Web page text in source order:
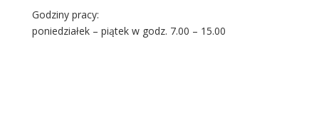
Godziny pracy:
poniedziałek – piątek w godz. 7.00 – 15.00